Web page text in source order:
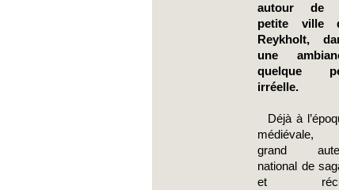
autour de
petite ville
Reykholt,
une
quelque
irréelle.
médiévale,
grand
national de
et